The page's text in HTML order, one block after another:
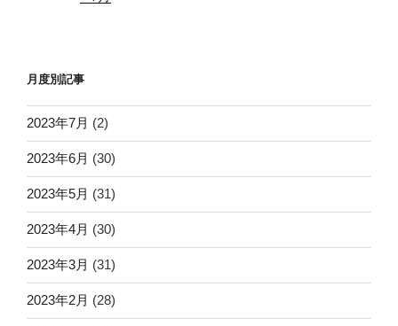
月度別記事
2023年7月 (2)
2023年6月 (30)
2023年5月 (31)
2023年4月 (30)
2023年3月 (31)
2023年2月 (28)